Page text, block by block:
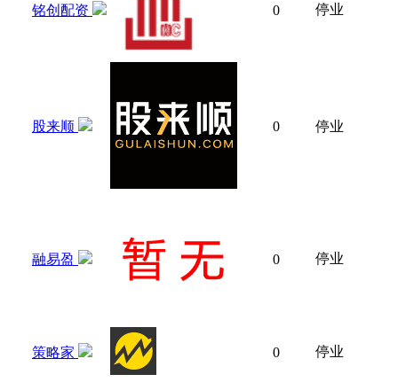
铭创配资 0 停业
股来顺 0 停业
融易盈 0 停业
策略家 0 停业